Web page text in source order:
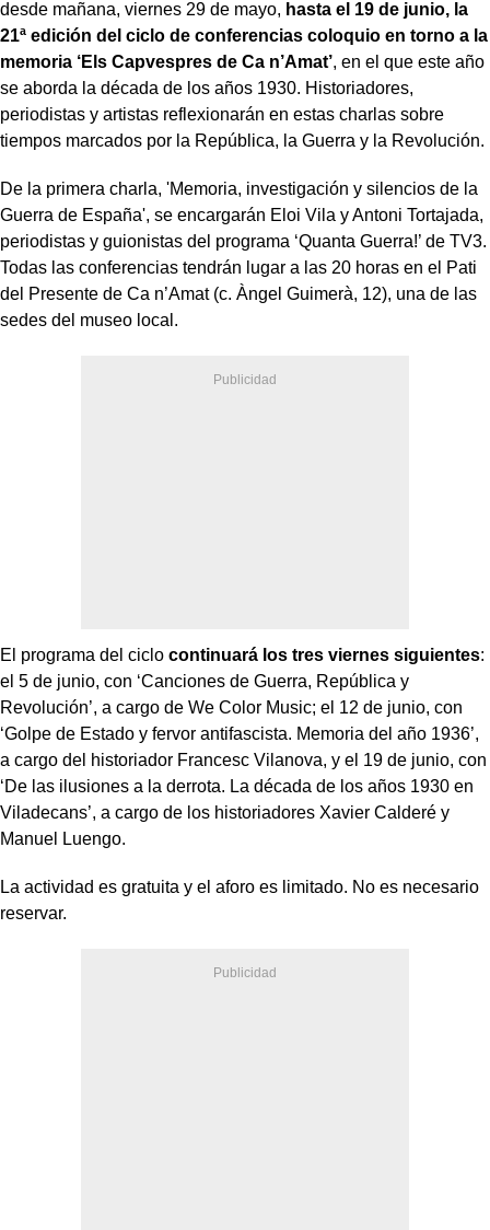
desde mañana, viernes 29 de mayo, hasta el 19 de junio, la
21ª edición del ciclo de conferencias coloquio en torno a la
memoria ‘Els Capvespres de Ca n’Amat’, en el que este año
se aborda la década de los años 1930. Historiadores,
periodistas y artistas reflexionarán en estas charlas sobre
tiempos marcados por la República, la Guerra y la Revolución.
De la primera charla, 'Memoria, investigación y silencios de la
Guerra de España', se encargarán Eloi Vila y Antoni Tortajada,
periodistas y guionistas del programa ‘Quanta Guerra!’ de TV3.
Todas las conferencias tendrán lugar a las 20 horas en el Pati
del Presente de Ca n’Amat (c. Àngel Guimerà, 12), una de las
sedes del museo local.
El programa del ciclo continuará los tres viernes siguientes:
el 5 de junio, con ‘Canciones de Guerra, República y
Revolución’, a cargo de We Color Music; el 12 de junio, con
‘Golpe de Estado y fervor antifascista. Memoria del año 1936’,
a cargo del historiador Francesc Vilanova, y el 19 de junio, con
‘De las ilusiones a la derrota. La década de los años 1930 en
Viladecans’, a cargo de los historiadores Xavier Calderé y
Manuel Luengo.
La actividad es gratuita y el aforo es limitado. No es necesario
reservar.